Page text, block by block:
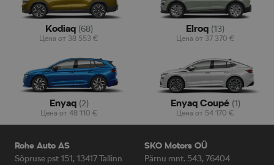
Kodiaq (68)
Цена от 38 553 €
Elroq (13)
Цена от 37 370 €
Enyaq (2)
Цена от 48 110 €
Enyaq Coupé (1)
Цена от 54 170 €
Rohe Auto AS
Sõpruse pst 151, 13417 Tallinn
SKO Motors OÜ
Pärnu mnt. 543, 76404